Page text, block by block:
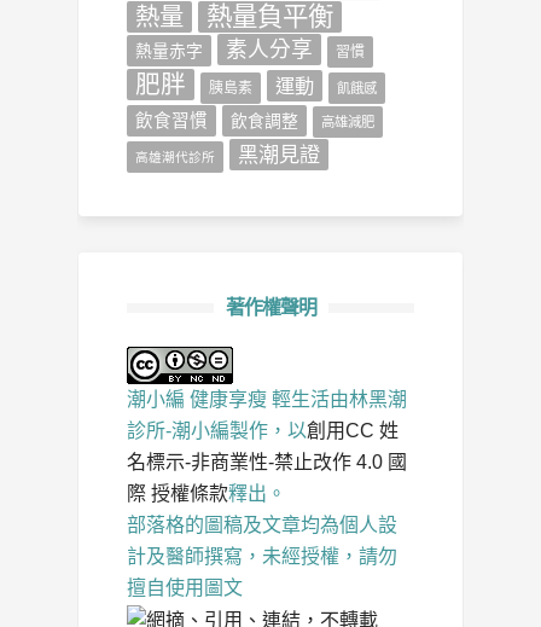
熱量 熱量負平衡
熱量赤字 素人分享 習慣
肥胖 胰島素 運動 飢餓感
飲食習慣 飲食調整 高雄減肥
高雄潮代診所 黑潮見證
著作權聲明
潮小編 健康享瘦 輕生活由林黑潮
診所-潮小編製作，以創用CC 姓
名標示-非商業性-禁止改作 4.0 國
際 授權條款釋出。
部落格的圖稿及文章均為個人設
計及醫師撰寫，未經授權，請勿
擅自使用圖文